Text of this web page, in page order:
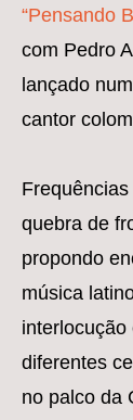
“Pensando
com Pedro
lançado
cantor
quebra de
propondo
música
interlocução
diferentes
no palco da